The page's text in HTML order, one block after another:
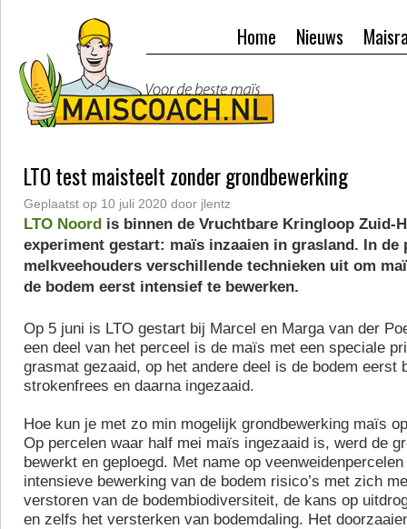
Nieuws
Home
LTO test maisteelt zonder grondbewerking
Geplaatst op 10 juli 2020 door jlentz
LTO Noord is binnen de Vruchtbare Kringloop Zuid-
experiment gestart: maïs inzaaien in grasland. In de
melkveehouders verschillende technieken uit om
de bodem eerst intensief te bewerken.
Op 5 juni is LTO gestart bij Marcel en Marga van der
een deel van het perceel is de maïs met een speciale
grasmat gezaaid, op het andere deel is de bodem eerst
strokenfrees en daarna ingezaaid.
Hoe kun je met zo min mogelijk grondbewerking maïs
Op percelen waar half mei maïs ingezaaid is, werd de
bewerkt en geploegd. Met name op
intensieve bewerking van de bodem risico’s met zich
verstoren van de bodembiodiversiteit, de kans op
en zelfs het versterken van bodemdaling. Het